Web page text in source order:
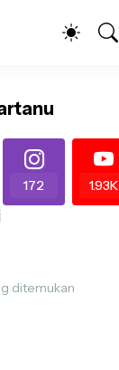
172 1.93K
ditemukan